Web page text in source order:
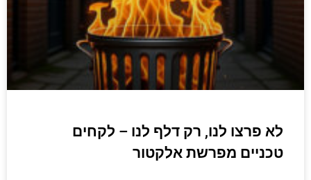
הכנסו עכשיו
לא פרצו לנו, רק דלף לנו – לקחים
טכניים מפרשת אלקטור